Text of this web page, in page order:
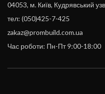
04053, м. Київ, Кудрявський
тел: (050)425-7-425
zakaz@prombuild.com.ua
Час роботи: Пн-Пт 9:00-18:00